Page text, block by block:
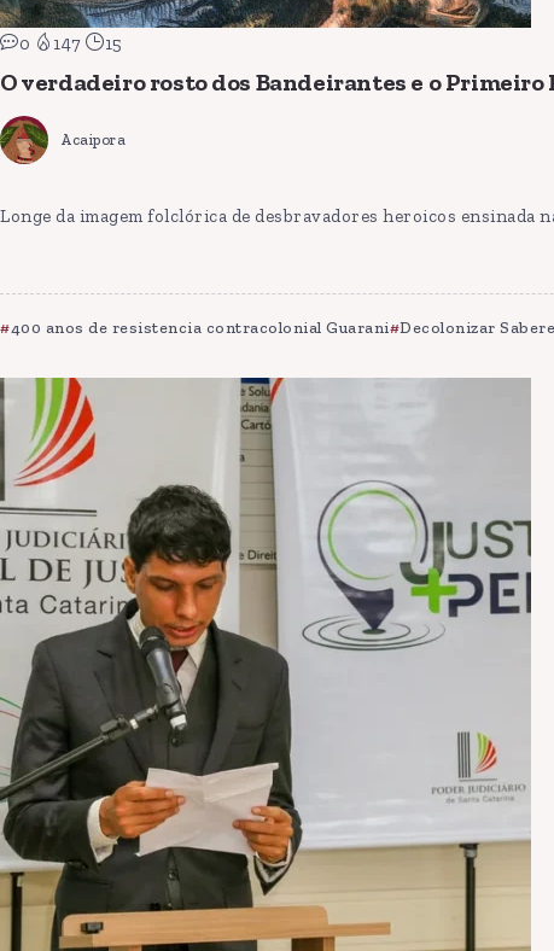
0 147 15
O verdadeiro rosto dos Bandeirantes e o Primeiro
Acaipora
Longe da imagem folclórica de desbravadores heroicos ensinada
400 anos de resistencia contracolonial Guarani Decolonizar